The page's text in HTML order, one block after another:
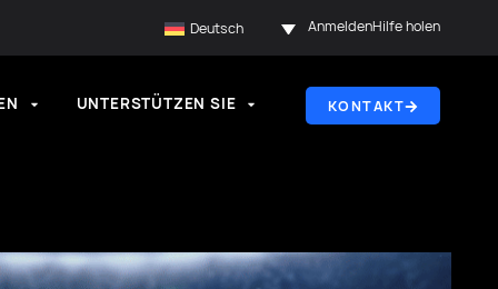
Deutsch AnmeldenHilfe holen
UNTERSTÜTZEN SIE KONTAKT